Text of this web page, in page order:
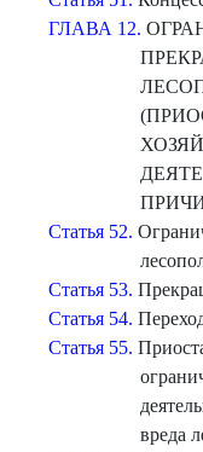
ГЛАВА 12.
Статья 52.
Статья 53.
Статья 54.
Статья 55.
вреда